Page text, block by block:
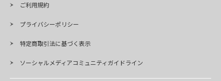
ご利用規約
プライバシーポリシー
特定商取引法に基づく表示
ソーシャルメディアコミュニティガイドライン